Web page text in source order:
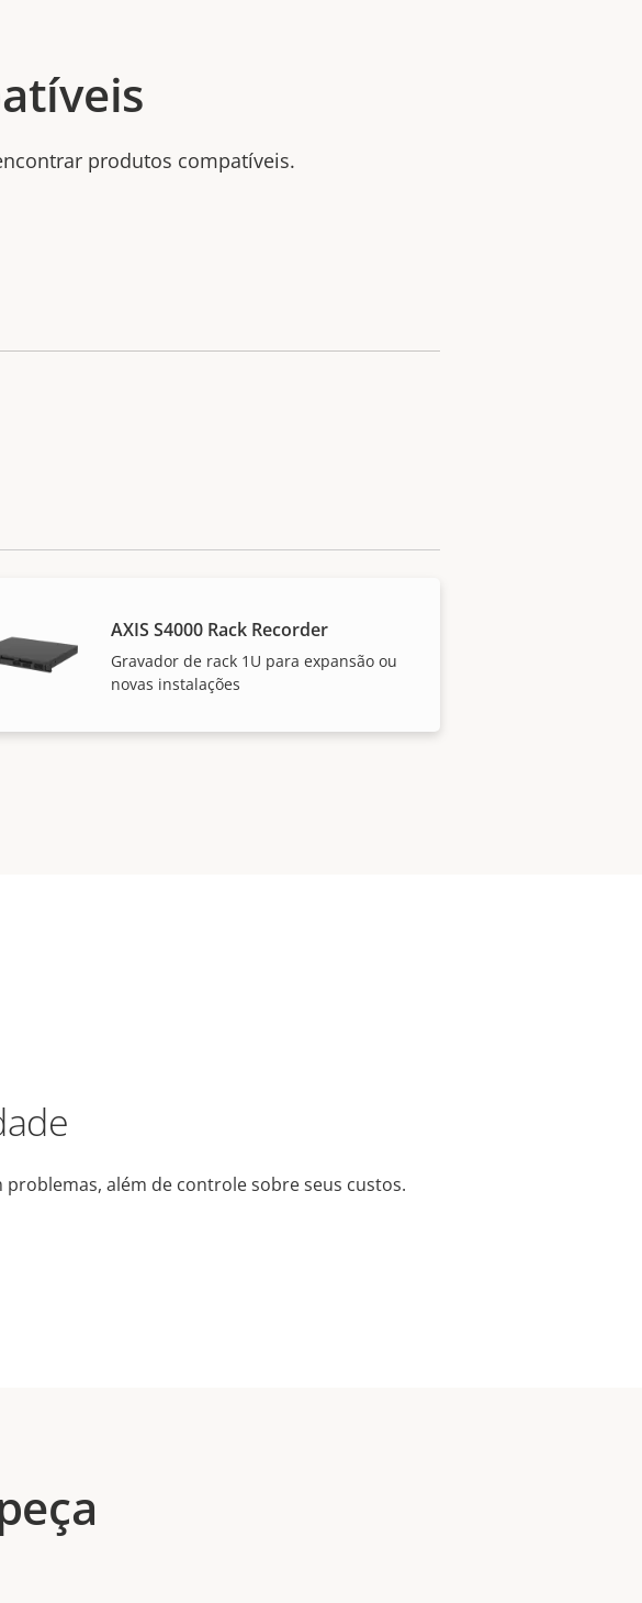
produtos compatíveis.
AXIS S4000 Rack Recorder
Gravador de rack 1U para expansão ou
novas instalações
além de controle sobre seus custos.